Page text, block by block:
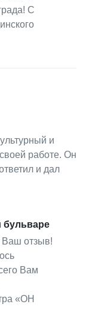
С
и
работе. Он
и дал
Ваш отзыв!
Вам
«ОН